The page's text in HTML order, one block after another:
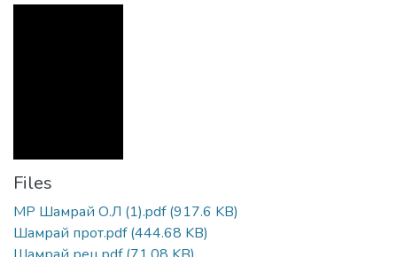
Files
МР Шамрай О.Л (1).pdf(917.6 KB)
Шамрай прот.pdf(444.68 KB)